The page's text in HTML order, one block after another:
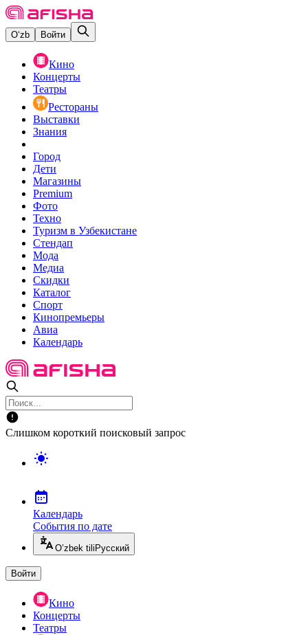
O‘zb Войти
Кино
Концерты
Театры
Рестораны
Выставки
Знания
Город
Дети
Магазины
Premium
Фото
Техно
Туризм в Узбекистане
Стендап
Мода
Медиа
Скидки
Каталог
Спорт
Кинопремьеры
Авиа
Календарь
Слишком короткий поисковый запрос
Календарь
События по дате
O’zbek tili Русский
Войти
Кино
Концерты
Театры